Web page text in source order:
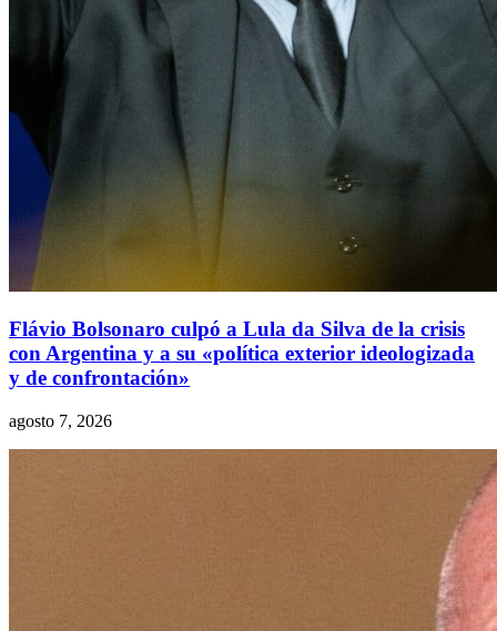
Flávio Bolsonaro culpó a Lula da Silva de la crisis
con Argentina y a su «política exterior ideologizada
y de confrontación»
agosto 7, 2026